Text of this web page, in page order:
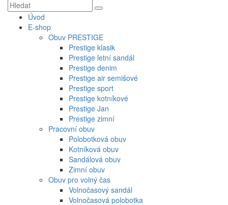
Úvod
E-shop
Obuv PRESTIGE
Prestige klasik
Prestige letní sandál
Prestige denim
Prestige air semišové
Prestige sport
Prestige kotníkové
Prestige Jan
Prestige zimní
Pracovní obuv
Polobotková obuv
Kotníková obuv
Sandálová obuv
Zimní obuv
Obuv pro volný čas
Volnočasový sandál
Volnočasová polobotka